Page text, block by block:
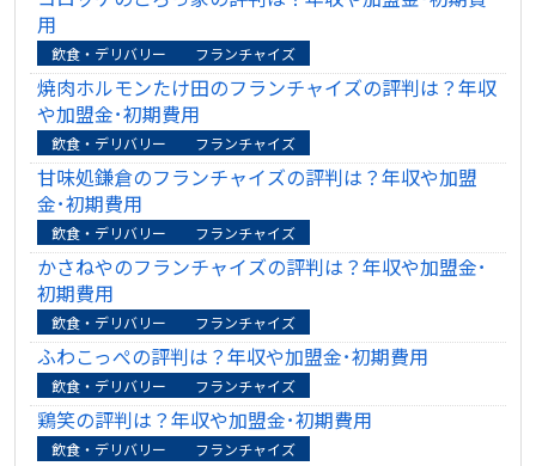
用
飲食・デリバリー フランチャイズ
焼肉ホルモンたけ田のフランチャイズの評判は？年収
や加盟金･初期費用
飲食・デリバリー フランチャイズ
甘味処鎌倉のフランチャイズの評判は？年収や加盟
金･初期費用
飲食・デリバリー フランチャイズ
かさねやのフランチャイズの評判は？年収や加盟金･
初期費用
飲食・デリバリー フランチャイズ
ふわこっぺの評判は？年収や加盟金･初期費用
飲食・デリバリー フランチャイズ
鶏笑の評判は？年収や加盟金･初期費用
飲食・デリバリー フランチャイズ